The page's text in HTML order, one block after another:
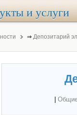
и услуги
⇒ Депозитарий